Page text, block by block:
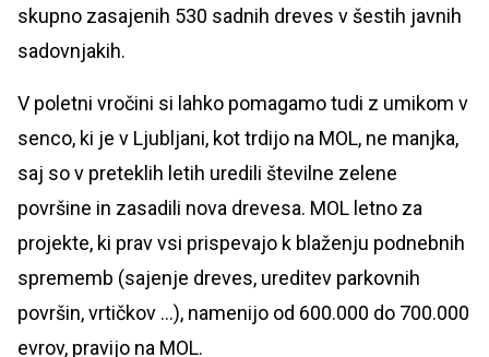
skupno zasajenih 530 sadnih dreves v šestih javnih
sadovnjakih.
V poletni vročini si lahko pomagamo tudi z umikom v
senco, ki je v Ljubljani, kot trdijo na MOL, ne manjka,
saj so v preteklih letih uredili številne zelene
površine in zasadili nova drevesa. MOL letno za
projekte, ki prav vsi prispevajo k blaženju podnebnih
sprememb (sajenje dreves, ureditev parkovnih
površin, vrtičkov …), namenijo od 600.000 do 700.000
evrov, pravijo na MOL.